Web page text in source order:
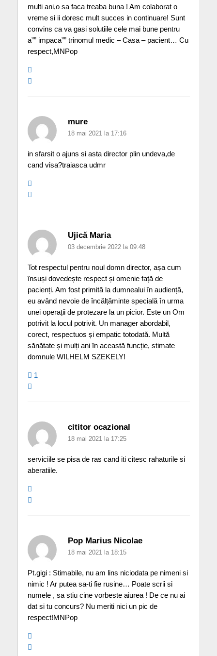
multi ani,o sa faca treaba buna ! Am colaborat o
vreme si ii doresc mult succes in continuare! Sunt
convins ca va gasi solutiile cele mai bune pentru
a”” impaca”” trinomul medic – Casa – pacient… Cu
respect,MNPop
mure
18 mai 2021 la 17:16
in sfarsit o ajuns si asta director plin undeva,de
cand visa?traiasca udmr
Ujică Maria
03 decembrie 2022 la 09:48
Tot respectul pentru noul domn director, așa cum
însuși dovedește respect și omenie față de
pacienți. Am fost primită la dumnealui în audiență,
eu având nevoie de încălțăminte specială în urma
unei operații de protezare la un picior. Este un Om
potrivit la locul potrivit. Un manager abordabil,
corect, respectuos și empatic totodată. Multă
sănătate și mulți ani în această funcție, stimate
domnule WILHELM SZEKELY!
1
cititor ocazional
18 mai 2021 la 17:25
serviciile se pisa de ras cand iti citesc rahaturile si
aberatiile.
Pop Marius Nicolae
18 mai 2021 la 18:15
Pt.gigi : Stimabile, nu am lins niciodata pe nimeni si
nimic ! Ar putea sa-ti fie rusine… Poate scrii si
numele , sa stiu cine vorbeste aiurea ! De ce nu ai
dat si tu concurs? Nu meriti nici un pic de
respect!MNPop